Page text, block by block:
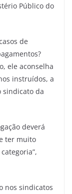
Público do
de
ele aconselha
instruídos, a
sindicato da
deverá
ter muito
nos sindicatos